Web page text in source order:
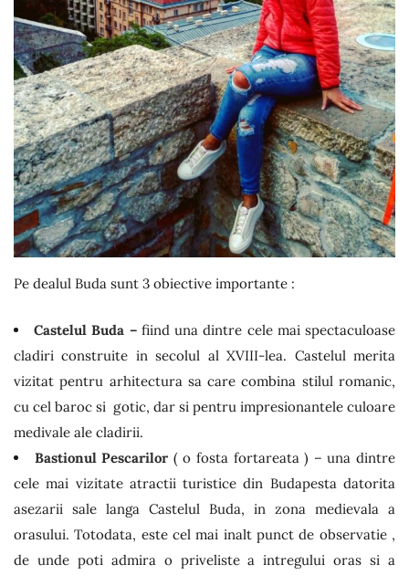
Pe dealul Buda sunt 3 obiective importante :
Castelul Buda – fiind una dintre cele mai spectaculoase
cladiri construite in secolul al XVIII-lea. Castelul merita
vizitat pentru arhitectura sa care combina stilul romanic,
cu cel baroc si gotic, dar si pentru impresionantele culoare
medivale ale cladirii.
Bastionul Pescarilor ( o fosta fortareata ) – una dintre
cele mai vizitate atractii turistice din Budapesta datorita
asezarii sale langa Castelul Buda, in zona medievala a
orasului. Totodata, este cel mai inalt punct de observatie ,
de unde poti admira o priveliste a intregului oras si a